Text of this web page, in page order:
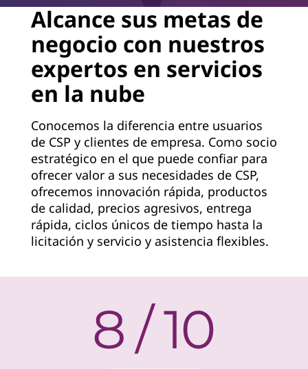
r
Alcance sus metas de
negocio con nuestros
expertos en servicios
en la nube
Conocemos la diferencia entre usuarios
de CSP y clientes de empresa. Como socio
estratégico en el que puede confiar para
ofrecer valor a sus necesidades de CSP,
ofrecemos innovación rápida, productos
de calidad, precios agresivos, entrega
rápida, ciclos únicos de tiempo hasta la
licitación y servicio y asistencia flexibles.